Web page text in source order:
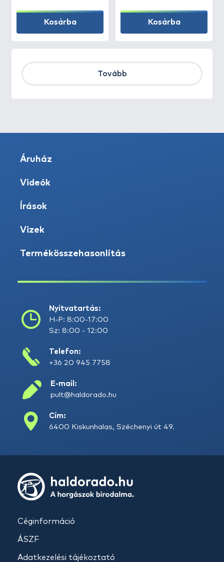
Kosárba Kosárba
Tovább
Áruház
Videók
Írások
Vizek
Termékösszehasonlítás
Nyitvatartás:
H-P: 8:00-17:00
Sz: 8:00 - 12:00
Telefon:
+36 20 945 7758
E-mail:
pult@haldorado.hu
Cím:
6400 Kiskunhalas, Széchenyi út 49.
Céginformáció
ÁSZF
Adatkezelési tájékoztató